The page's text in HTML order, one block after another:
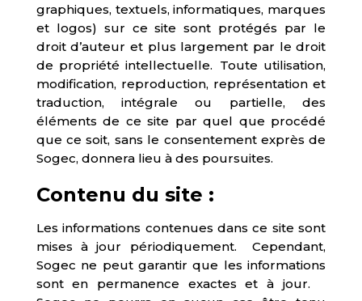
graphiques, textuels, informatiques, marques
et logos) sur ce site sont protégés par le
droit d’auteur et plus largement par le droit
de propriété intellectuelle. Toute utilisation,
modification, reproduction, représentation et
traduction, intégrale ou partielle, des
éléments de ce site par quel que procédé
que ce soit, sans le consentement exprès de
Sogec, donnera lieu à des poursuites.
Contenu du site :
Les informations contenues dans ce site sont
mises à jour périodiquement. Cependant,
Sogec ne peut garantir que les informations
sont en permanence exactes et à jour.